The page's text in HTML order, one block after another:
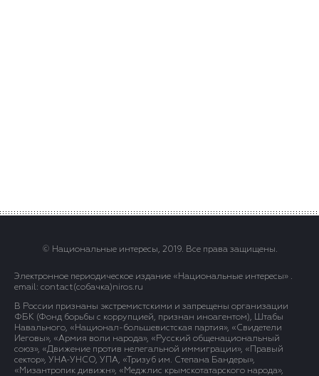
© Национальные интересы, 2019. Все права защищены.
Электронное периодическое издание «Национальные интересы» .
email: contact(сoбaчка)niros.ru
В России признаны экстремистскими и запрещены организации
ФБК (Фонд борьбы с коррупцией, признан иноагентом), Штабы
Навального, «Национал-большевистская партия», «Свидетели
Иеговы», «Армия воли народа», «Русский общенациональный
союз», «Движение против нелегальной иммиграции», «Правый
сектор», УНА-УНСО, УПА, «Тризуб им. Степана Бандеры»,
«Мизантропик дивижн», «Меджлис крымскотатарского народа»,